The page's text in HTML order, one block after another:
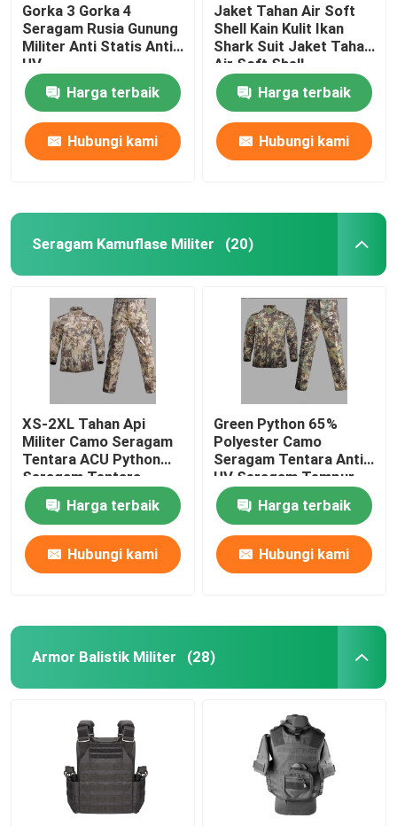
Gorka 3 Gorka 4
Seragam Rusia Gunung
Militer Anti Statis Anti
UV
Harga terbaik
Hubungi kami
Jaket Tahan Air Soft
Shell Kain Kulit Ikan
Shark Suit Jaket Tahan
Air Soft Shell
Harga terbaik
Hubungi kami
Seragam Kamuflase Militer (20)
XS-2XL Tahan Api
Militer Camo Seragam
Tentara ACU Python
Seragam Tentara
Gurun
Harga terbaik
Hubungi kami
Green Python 65%
Polyester Camo
Seragam Tentara Anti
UV Seragam Tempur
Militer
Harga terbaik
Hubungi kami
Armor Balistik Militer (28)